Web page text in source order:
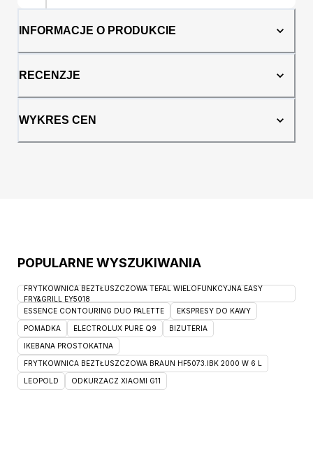
użytkowania. Łóżko wyposażono w
Posiada ono także dwa pojemniki na pościel
otwierane do góry. Szczegóły produktu:
wykonane zostało w tkaninie Matt Velvet 99 w
kolorze czarnym, Matt Velvet to miękka,
powierzchni. Odporna na ścieranie, pilling,
tarcie i mechacenie. Nie blaknie pod
INFORMACJE O PRODUKCIE
RECENZJE
WYKRES CEN
POPULARNE WYSZUKIWANIA
FRYTKOWNICA BEZTŁUSZCZOWA TEFAL WIELOFUNKCYJNA EASY
FRY&GRILL EY5018
ESSENCE CONTOURING DUO PALETTE
EKSPRESY DO KAWY
POMADKA ELECTROLUX PURE Q9 BIZUTERIA
IKEBANA PROSTOKATNA
FRYTKOWNICA BEZTŁUSZCZOWA BRAUN HF5073.IBK 2000 W 6 L
LEOPOLD ODKURZACZ XIAOMI G11